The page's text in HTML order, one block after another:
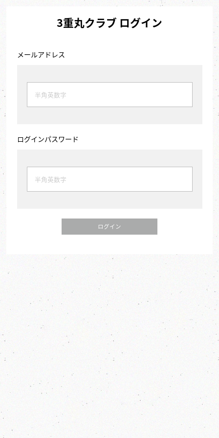
3重丸クラブ ログイン
メールアドレス
ログインパスワード